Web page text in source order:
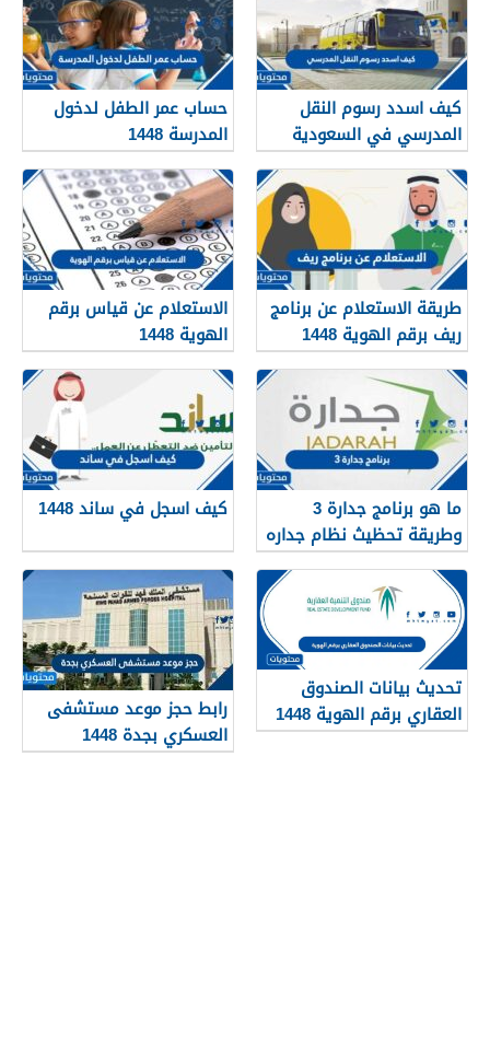
كيف اسدد رسوم النقل
المدرسي في السعودية
1448
حساب عمر الطفل لدخول
المدرسة 1448
طريقة الاستعلام عن برنامج
ريف برقم الهوية 1448
الاستعلام عن قياس برقم
الهوية 1448
services.qiyas.sa
ما هو برنامج جدارة 3
وطريقة تحظيث نظام جداره
1448
كيف اسجل في ساند 1448
تحديث بيانات الصندوق
العقاري برقم الهوية 1448
الرابط والخطوات
رابط حجز موعد مستشفى
العسكري بجدة 1448